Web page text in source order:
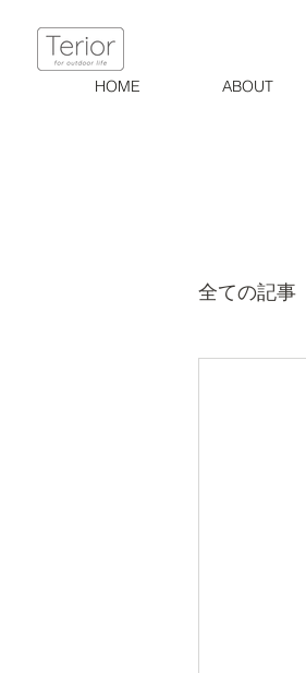
HOME ABOUT
全ての記事